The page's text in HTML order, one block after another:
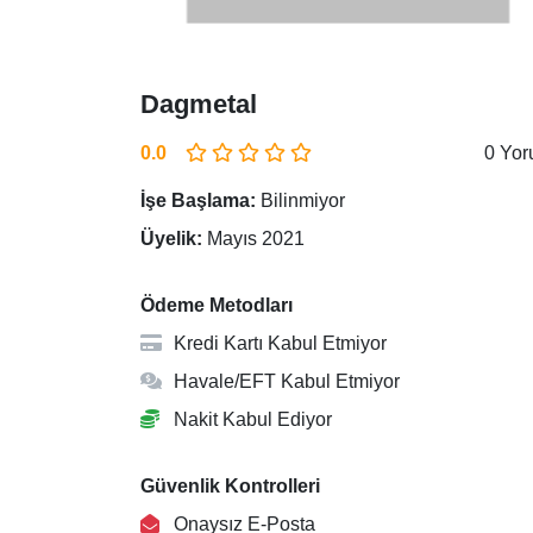
Dagmetal
0.0 0
İşe Başlama: Bilinmiyor
Üyelik: Mayıs 2021
Ödeme Metodları
Kredi Kartı Kabul Etmiyor
Havale/EFT Kabul Etmiyor
Nakit Kabul Ediyor
Güvenlik Kontrolleri
Onaysız E-Posta